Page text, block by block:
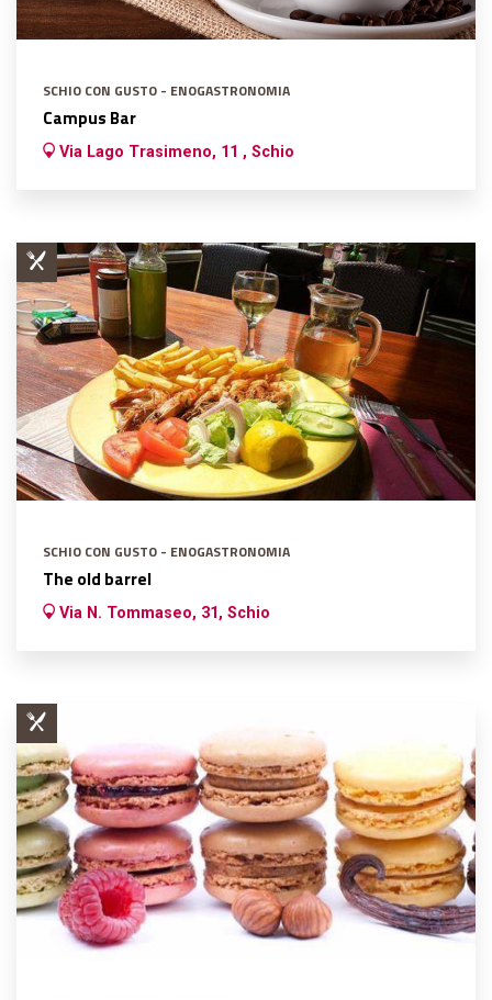
SCHIO CON GUSTO - ENOGASTRONOMIA
Campus Bar
Via Lago Trasimeno, 11 , Schio
SCHIO CON GUSTO - ENOGASTRONOMIA
The old barrel
Via N. Tommaseo, 31, Schio